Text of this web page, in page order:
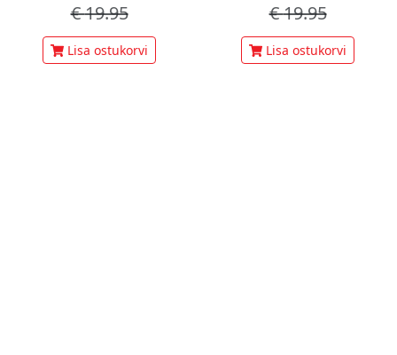
€19.95
Lisa ostukorvi
€19.95
Lisa ostukorvi